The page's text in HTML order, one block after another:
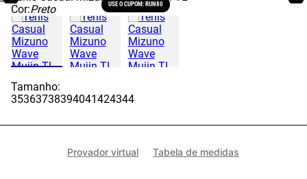
USE O CUPOM: RUN80
Cor:Preto
Tamanho:
35363738394041424344
Provador virtual Tabela de medidas